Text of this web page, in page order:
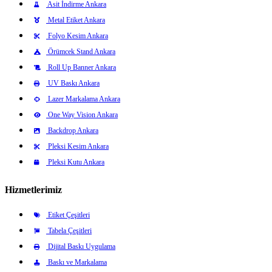
Asit İndirme Ankara
Metal Etiket Ankara
Folyo Kesim Ankara
Örümcek Stand Ankara
Roll Up Banner Ankara
UV Baskı Ankara
Lazer Markalama Ankara
One Way Vision Ankara
Backdrop Ankara
Pleksi Kesim Ankara
Pleksi Kutu Ankara
Hizmetlerimiz
Etiket Çeşitleri
Tabela Çeşitleri
Dijital Baskı Uygulama
Baskı ve Markalama